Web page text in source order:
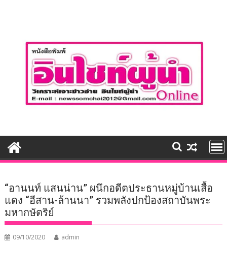
“อานนท์ แสนน่าน” ผนึกอดีตประธานหมู่บ้านเสื้อ
แดง “อีสาน-ล้านนา” รวมพลังปกป้องสถาบันพระ
มหากษัตริย์
09/10/2020 admin